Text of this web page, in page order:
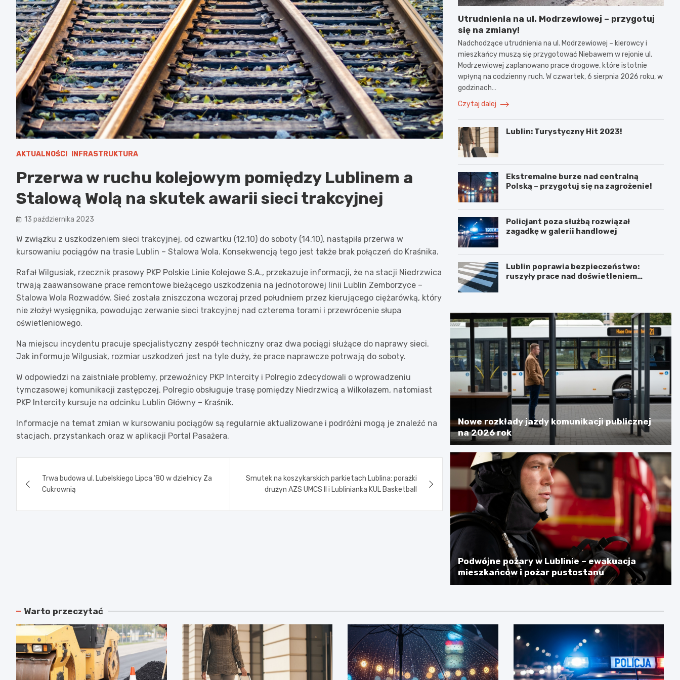
AKTUALNOŚCI INFRASTRUKTURA
Przerwa w ruchu kolejowym pomiędzy Lublinem a
Stalową Wolą na skutek awarii sieci trakcyjnej
13 października 2023
W związku z uszkodzeniem sieci trakcyjnej, od czwartku (12.10) do soboty (14.10), nastąpiła przerwa w
kursowaniu pociągów na trasie Lublin – Stalowa Wola. Konsekwencją tego jest także brak połączeń do Kraśnika.
Rafał Wilgusiak, rzecznik prasowy PKP Polskie Linie Kolejowe S.A., przekazuje informacji, że na stacji Niedrzwica
trwają zaawansowane prace remontowe bieżącego uszkodzenia na jednotorowej linii Lublin Zemborzyce –
Stalowa Wola Rozwadów. Sieć została zniszczona wczoraj przed południem przez kierującego ciężarówką, który
nie złożył wysięgnika, powodując zerwanie sieci trakcyjnej nad czterema torami i przewrócenie słupa
oświetleniowego.
Na miejscu incydentu pracuje specjalistyczny zespół techniczny oraz dwa pociągi służące do naprawy sieci.
Jak informuje Wilgusiak, rozmiar uszkodzeń jest na tyle duży, że prace naprawcze potrwają do soboty.
W odpowiedzi na zaistniałe problemy, przewoźnicy PKP Intercity i Polregio zdecydowali o wprowadzeniu
tymczasowej komunikacji zastępczej. Polregio obsługuje trasę pomiędzy Niedrzwicą a Wilkołazem, natomiast
PKP Intercity kursuje na odcinku Lublin Główny – Kraśnik.
Informacje na temat zmian w kursowaniu pociągów są regularnie aktualizowane i podróżni mogą je znaleźć na
stacjach, przystankach oraz w aplikacji Portal Pasażera.
wpisu
Trwa budowa ul. Lubelskiego Lipca ’80 w dzielnicy Za
Cukrownią
Smutek na koszykarskich parkietach Lublina: porażki
drużyn AZS UMCS II i Lublinianka KUL Basketball
Utrudnienia na ul. Modrzewiowej – przygotuj
się na zmiany!
Nadchodzące utrudnienia na ul. Modrzewiowej – kierowcy i
mieszkańcy muszą się przygotować Niebawem w rejonie ul.
Modrzewiowej zaplanowano prace drogowe, które istotnie
wpłyną na codzienny ruch. W czwartek, 6 sierpnia 2026 roku, w
godzinach…
Czytaj dalej
Lublin: Turystyczny Hit 2023!
Ekstremalne burze nad centralną
Polską – przygotuj się na zagrożenie!
Policjant poza służbą rozwiązał
zagadkę w galerii handlowej
Lublin poprawia bezpieczeństwo:
ruszyły prace nad doświetleniem
Nowe rozkłady jazdy komunikacji publicznej
na 2026 rok
Podwójne pożary w Lublinie – ewakuacja
mieszkańców i pożar pustostanu
Warto przeczytać